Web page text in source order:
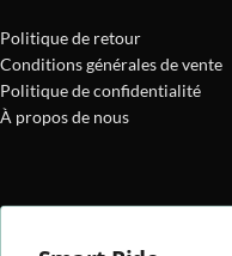
Politique de retour
Conditions générales de vente
Politique de confidentialité
À propos de nous